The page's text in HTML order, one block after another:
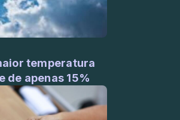
temperatura
de apenas 15%